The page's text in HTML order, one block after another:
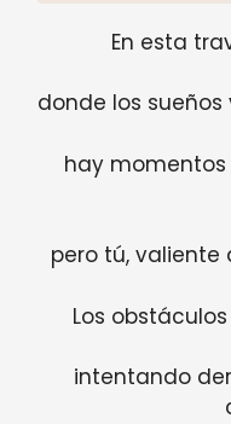
En esta
donde los
hay
pero tú, valiente
Los
intentando